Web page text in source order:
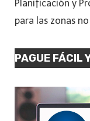
Planificación y
para las zonas
PAGUE FÁCIL